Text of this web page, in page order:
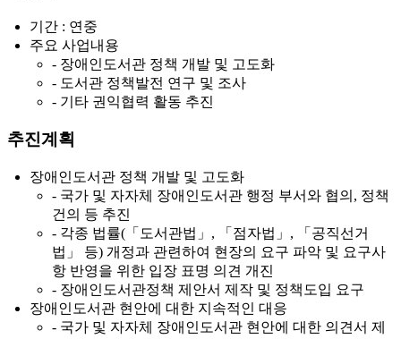
기간 : 연중
주요 사업내용
- 장애인도서관 정책 개발 및 고도화
- 도서관 정책발전 연구 및 조사
- 기타 권익협력 활동 추진
추진계획
장애인도서관 정책 개발 및 고도화
- 국가 및 자자체 장애인도서관 행정 부서와 협의, 정책
건의 등 추진
- 각종 법률(「도서관법」, 「점자법」, 「공직선거
법」 등) 개정과 관련하여 현장의 요구 파악 및 요구사
항 반영을 위한 입장 표명 의견 개진
- 장애인도서관정책 제안서 제작 및 정책도입 요구
장애인도서관 현안에 대한 지속적인 대응
- 국가 및 자자체 장애인도서관 현안에 대한 의견서 제